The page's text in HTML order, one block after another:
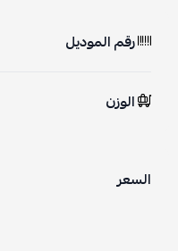
رقم الموديل
الوزن
السعر